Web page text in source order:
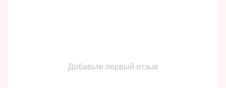
Добавьте первый отзыв